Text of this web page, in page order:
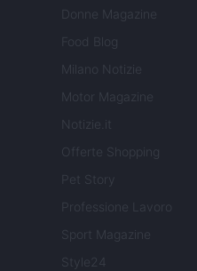
Donne Magazine
Food Blog
Milano Notizie
Motor Magazine
Notizie.it
Offerte Shopping
Pet Story
Professione Lavoro
Sport Magazine
Style24